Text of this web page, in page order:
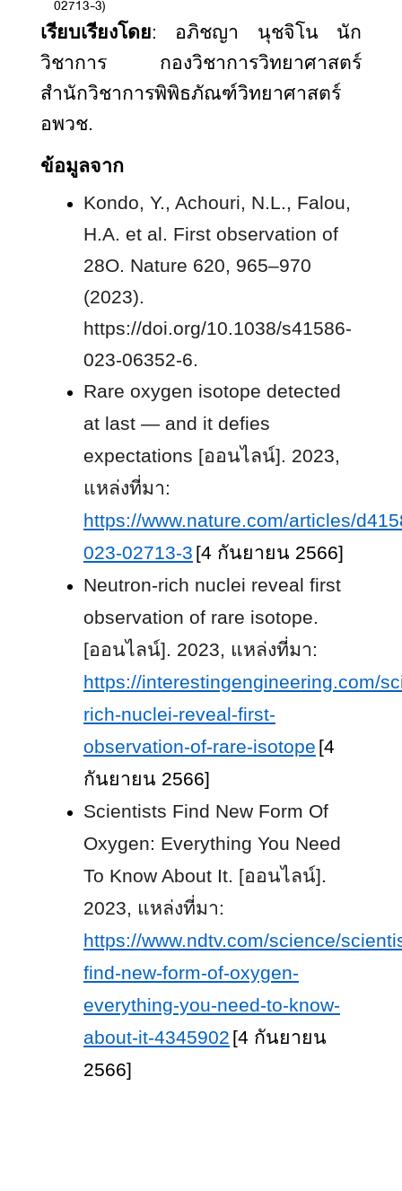
02713-3)
เรียบเรียงโดย: อภิชญา นุชจิโน นัก
วิชาการ กองวิชาการวิทยาศาสตร์
สำนักวิชาการพิพิธภัณฑ์วิทยาศาสตร์
อพวช.
ข้อมูลจาก
Kondo, Y., Achouri, N.L., Falou,
H.A. et al. First observation of
28O. Nature 620, 965–970
(2023).
https://doi.org/10.1038/s41586-
023-06352-6.
Rare oxygen isotope detected
at last — and it defies
expectations [ออนไลน์]. 2023,
แหล่งที่มา:
https://www.nature.com/articles/
023-02713-3 [4 กันยายน 2566]
Neutron-rich nuclei reveal first
observation of rare isotope.
[ออนไลน์]. 2023, แหล่งที่มา:
https://interestingengineering.com/
rich-nuclei-reveal-first-
observation-of-rare-isotope [4
กันยายน 2566]
Scientists Find New Form Of
Oxygen: Everything You Need
To Know About It. [ออนไลน์].
2023, แหล่งที่มา:
https://www.ndtv.com/science/
find-new-form-of-oxygen-
everything-you-need-to-know-
about-it-4345902 [4 กันยายน
2566]